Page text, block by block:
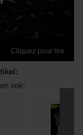
Cliquez pour lire
ook: